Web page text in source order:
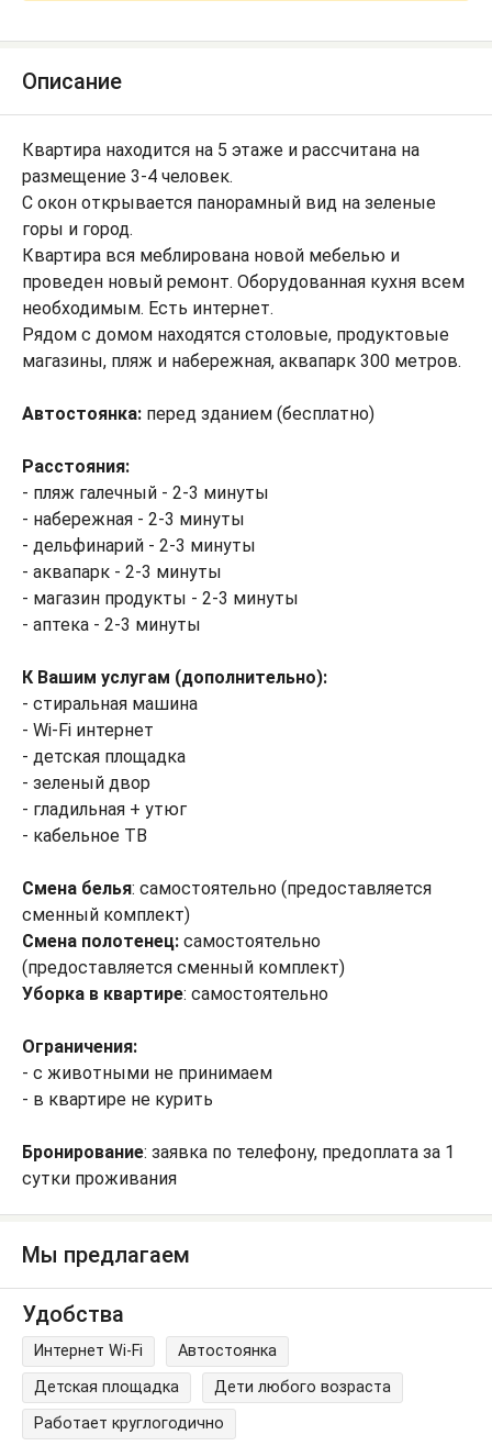
Описание
Квартира находится на 5 этаже и рассчитана на
размещение 3-4 человек.
С окон открывается панорамный вид на зеленые
горы и город.
Квартира вся меблирована новой мебелью и
проведен новый ремонт. Оборудованная кухня всем
необходимым. Есть интернет.
Рядом с домом находятся столовые, продуктовые
магазины, пляж и набережная, аквапарк 300 метров.
Автостоянка: перед зданием (бесплатно)
Расстояния:
- пляж галечный - 2-3 минуты
- набережная - 2-3 минуты
- дельфинарий - 2-3 минуты
- аквапарк - 2-3 минуты
- магазин продукты - 2-3 минуты
- аптека - 2-3 минуты
К Вашим услугам (дополнительно):
- стиральная машина
- Wi-Fi интернет
- детская площадка
- зеленый двор
- гладильная + утюг
- кабельное ТВ
Смена белья: самостоятельно (предоставляется
сменный комплект)
Смена полотенец: самостоятельно
(предоставляется сменный комплект)
Уборка в квартире: самостоятельно
Ограничения:
- с животными не принимаем
- в квартире не курить
Бронирование: заявка по телефону, предоплата за 1
сутки проживания
Мы предлагаем
Удобства
Интернет Wi-Fi
Автостоянка
Детская площадка
Дети любого возраста
Работает круглогодично